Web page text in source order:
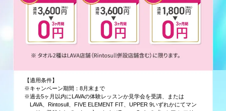
【適用条件】
※キャンペーン期間：8月末まで
※過去5ヶ月以内にLAVAの体験レッスンか見学会を受講、または
LAVA、Rintosull、FIVE ELEMENT FIT、UPPER 9いずれかにてマン